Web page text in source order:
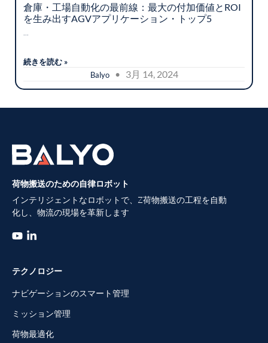
倉庫・工場自動化の最前線：最大の付加価値とROI
を生み出すAGVアプリケーション・トップ5
続きを読む »
Balyo• 3月 14, 2024
荷物搬送のための自律ロボット
インテリジェントなロボットで、Z荷物搬送の工程を自動
化し、物流の現場を革新します
テクノロジー
ナビゲーションのスマート管理
ミッション管理
荷物最適化